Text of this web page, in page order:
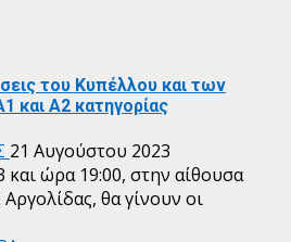
του Κυπέλλου και των
και Α2 κατηγορίας
21 Αυγούστου 2023
ώρα 19:00, στην αίθουσα
θα γίνουν οι